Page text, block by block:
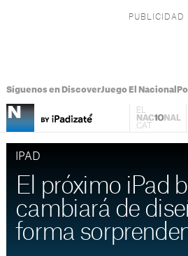
Síguenos en DiscoverJuego El Nacional
IPAD
El próximo iPad
cambiará de
forma